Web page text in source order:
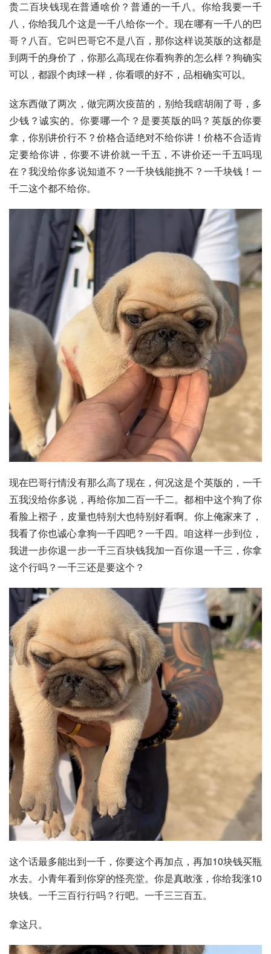
贵二百块钱现在普通啥价？普通的一千八。你给我要一千
八，你给我几个这是一千八给你一个。现在哪有一千八的巴
哥？八百。它叫巴哥它不是八百，那你这样说英版的这都是
到两千的身价了，你那么高现在你看狗养的怎么样？狗确实
可以，都跟个肉球一样，你看喂的好不，品相确实可以。
这东西做了两次，做完两次疫苗的，别给我瞎胡闹了哥，多
少钱？诚实的。你要哪一个？是要英版的吗？英版的你要
拿，你别讲价行不？价格合适绝对不给你讲！价格不合适肯
定要给你讲，你要不讲价就一千五，不讲价还一千五吗现
在？我没给你多说知道不？一千块钱能挑不？一千块钱！一
千二这个都不给你。
现在巴哥行情没有那么高了现在，何况这是个英版的，一千
五我没给你多说，再给你加二百一千二。都相中这个狗了你
看脸上褶子，皮量也特别大也特别好看啊。你上俺家来了，
我看了你也诚心拿狗一千四吧？一千四。咱这样一步到位，
我进一步你退一步一千三百块钱我加一百你退一千三，你拿
这个行吗？一千三还是要这个？
这个话最多能出到一千，你要这个再加点，再加10块钱买瓶
水去。小青年看到你穿的怪亮堂。你是真敢涨，你给我涨10
块钱。一千三百行行吗？行吧。一千三三百五。
拿这只。